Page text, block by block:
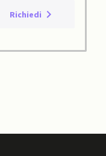
Richiedi